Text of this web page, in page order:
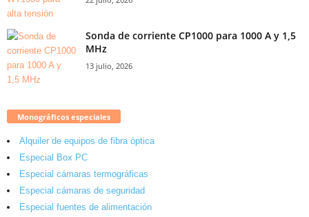
Sonda de corriente CP1000 para 1000 A y 1,5
MHz
13 julio, 2026
Monográficos especiales
Alquiler de equipos de fibra óptica
Especial Box PC
Especial cámaras termográficas
Especial cámaras de seguridad
Especial fuentes de alimentación